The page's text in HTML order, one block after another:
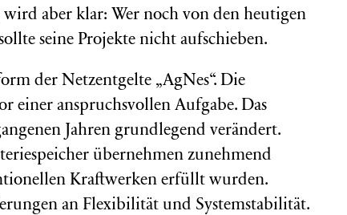
aber klar: Wer noch von den heutigen
seine Projekte nicht aufschieben.
der Netzentgelte „AgNes“. Die
einer anspruchsvollen Aufgabe. Das
Jahren grundlegend verändert.
übernehmen zunehmend
Kraftwerken erfüllt wurden.
an Flexibilität und Systemstabilität.